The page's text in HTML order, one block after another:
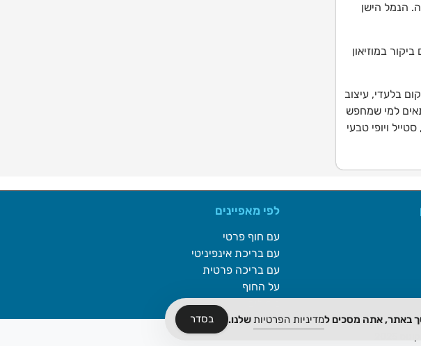
האייקוניות נמצאת במרחק 10 דקות נסיעה. הנמל הישן
במוזיאון
בלעדי, עיצוב
למי שמחפש
ויופי טבעי
לפי מאפיינים
עם חוף פרטי
עם בריכת אינפיניטי
עם בריכה פרטית
על החוף
באתר, אתה מסכים למדיניות הפרטיות שלנו. בסדר